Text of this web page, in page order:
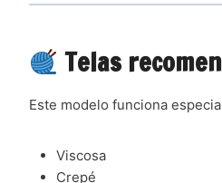
Telas
Este modelo funciona
Viscosa
Crepé